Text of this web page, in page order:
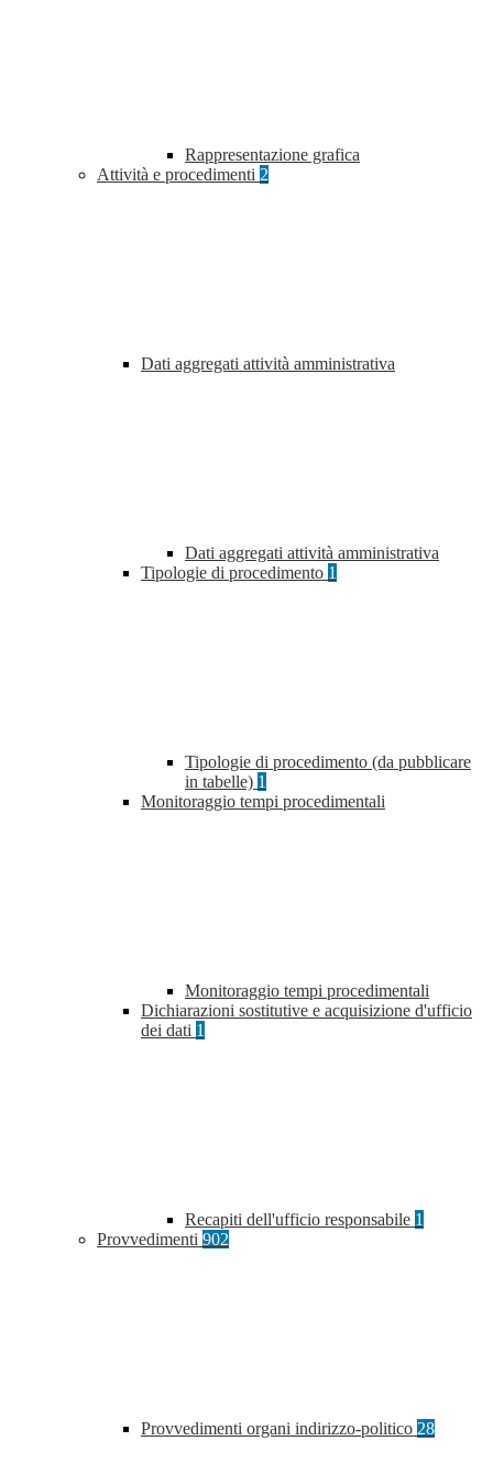
Rappresentazione grafica
Attività e procedimenti 2
Dati aggregati attività amministrativa
Dati aggregati attività amministrativa
Tipologie di procedimento 1
Tipologie di procedimento (da pubblicare
in tabelle) 1
Monitoraggio tempi procedimentali
Monitoraggio tempi procedimentali
Dichiarazioni sostitutive e acquisizione d'ufficio
dei dati 1
Recapiti dell'ufficio responsabile 1
Provvedimenti 902
Provvedimenti organi indirizzo-politico 28